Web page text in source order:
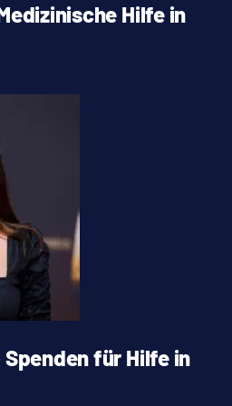
Hilfe in
Spenden für Hilfe in